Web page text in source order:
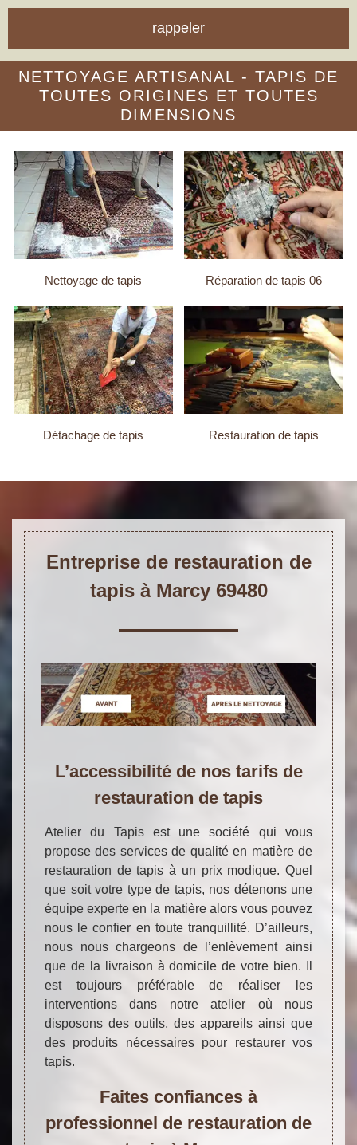
NETTOYAGE ARTISANAL - TAPIS DE
TOUTES ORIGINES ET TOUTES
DIMENSIONS
Nettoyage de tapis Réparation de tapis 06
Détachage de tapis Restauration de tapis
Entreprise de restauration de
tapis à Marcy 69480
L’accessibilité de nos tarifs de
restauration de tapis
Atelier du Tapis est une société qui vous
propose des services de qualité en matière de
restauration de tapis à un prix modique. Quel
que soit votre type de tapis, nos détenons une
équipe experte en la matière alors vous pouvez
nous le confier en toute tranquillité. D’ailleurs,
nous nous chargeons de l’enlèvement ainsi
que de la livraison à domicile de votre bien. Il
est toujours préférable de réaliser les
interventions dans notre atelier où nous
disposons des outils, des appareils ainsi que
des produits nécessaires pour restaurer vos
tapis.
Faites confiances à
professionnel de restauration de